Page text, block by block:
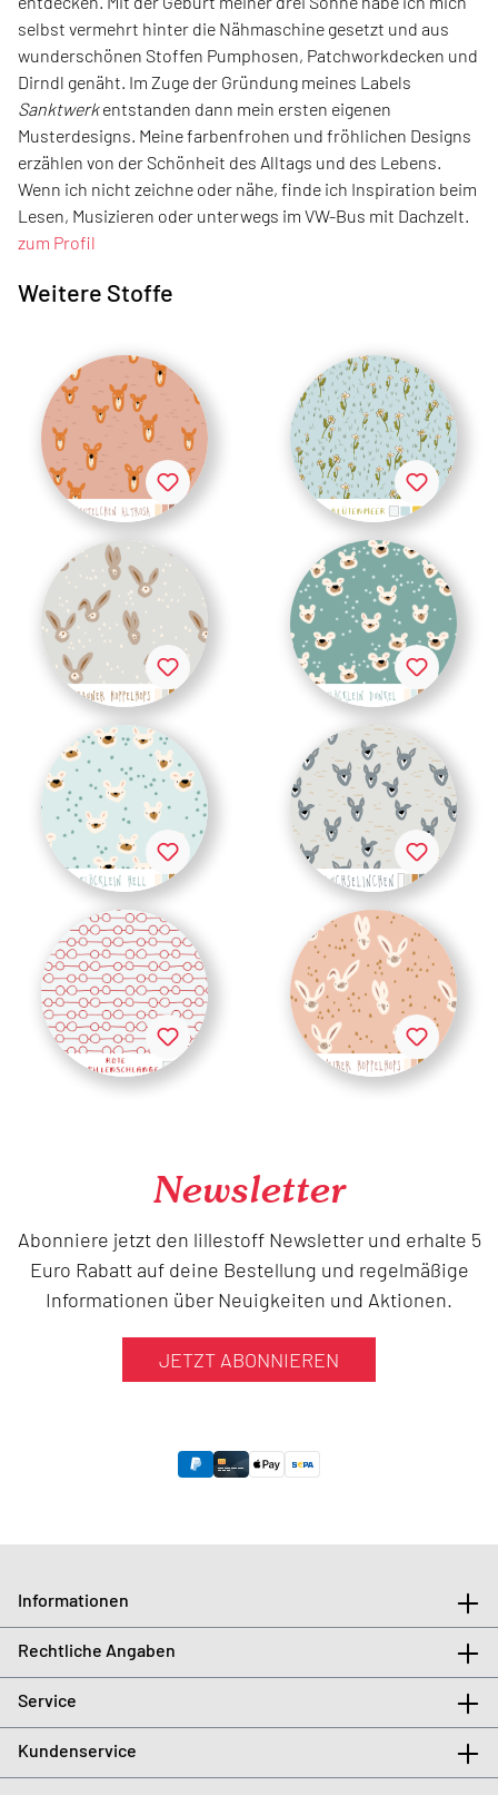
selbst vermehrt hinter die Nähmaschine gesetzt und aus
wunderschönen Stoffen Pumphosen, Patchworkdecken und
Dirndl genäht. Im Zuge der Gründung meines Labels
Sanktwerkentstanden dann mein ersten eigenen
Musterdesigns. Meine farbenfrohen und fröhlichen Designs
erzählen von der Schönheit des Alltags und des Lebens.
Wenn ich nicht zeichne oder nähe, finde ich Inspiration beim
Lesen, Musizieren oder unterwegs im VW-Bus mit Dachzelt.
zum Profil
Weitere Stoffe
Newsletter
Abonniere jetzt den lillestoff Newsletter und erhalte 5
Euro Rabatt auf deine Bestellung und regelmäßige
Informationen über Neuigkeiten und Aktionen.
JETZT ABONNIEREN
Informationen
Rechtliche Angaben
Service
Kundenservice